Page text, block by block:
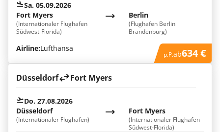
Sa. 05.09.2026
Berlin
(Flughafen Berlin
Brandenburg)
Fort Myers
(Internationaler Flughafen
Südwest-Florida)
Airline:Lufthansa
p.P.ab634 €
Düsseldorf Fort Myers
Do. 27.08.2026
Düsseldorf
(Internationaler Flughafen)
Fort Myers
(Internationaler Flughafen
Südwest-Florida)